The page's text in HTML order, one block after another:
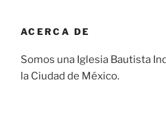
ACERCA DE
Somos una Iglesia Bautista
la Ciudad de México.